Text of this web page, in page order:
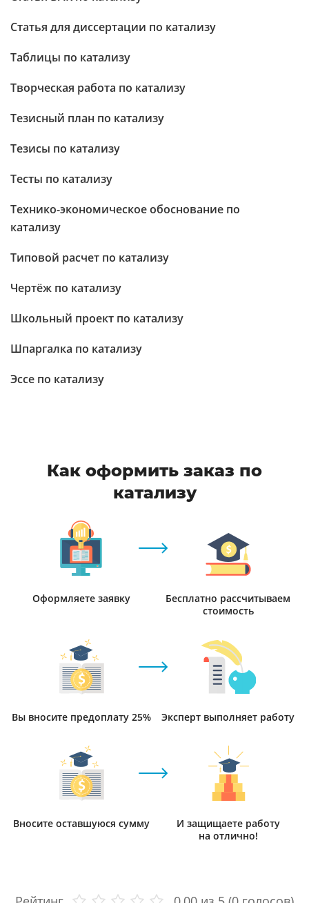
Статья для диссертации по катализу
Таблицы по катализу
Творческая работа по катализу
Тезисный план по катализу
Тезисы по катализу
Тесты по катализу
Технико-экономическое обоснование по
катализу
Типовой расчет по катализу
Чертёж по катализу
Школьный проект по катализу
Шпаргалка по катализу
Эссе по катализу
Как оформить заказ по
катализу
Оформляете заявку
Бесплатно рассчитываем
стоимость
Вы вносите предоплату 25% Эксперт выполняет работу
Вносите оставшуюся сумму
И защищаете работу
на отлично!